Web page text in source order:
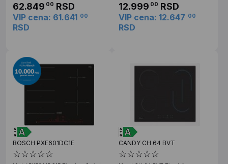
62.849 00 RSD
VIP cena: 61.641 00
RSD
12.999 00 RSD
VIP cena: 12.647 00
RSD
BOSCH PXE601DC1E CANDY CH 64 BVT